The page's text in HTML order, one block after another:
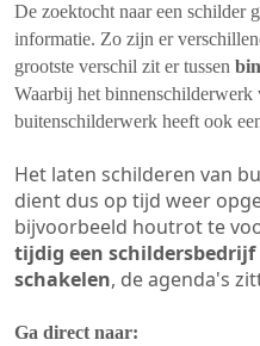
De zoektocht naar een schilder
informatie. Zo zijn er
grootste verschil zit er tussen
Waarbij het binnenschilderwerk
buitenschilderwerk heeft ook
Het laten schilderen van
dient dus op tijd weer
bijvoorbeeld houtrot te
tijdig een
schakelen, de agenda's
Ga direct naar: